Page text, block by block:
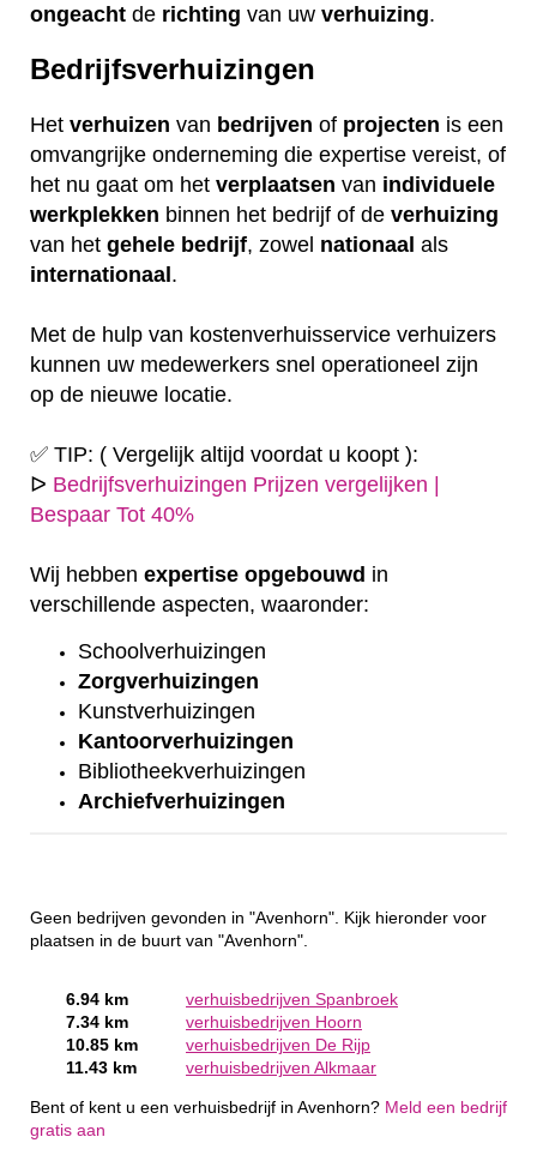
ongeacht de richting van uw verhuizing.
Bedrijfsverhuizingen
Het verhuizen van bedrijven of projecten is een
omvangrijke onderneming die expertise vereist, of
het nu gaat om het verplaatsen van individuele
werkplekken binnen het bedrijf of de verhuizing
van het gehele bedrijf, zowel nationaal als
internationaal .
Met de hulp van kostenverhuisservice verhuizers
kunnen uw medewerkers snel operationeel zijn
op de nieuwe locatie.
✅ TIP: ( Vergelijk altijd voordat u koopt ):
ᐅ Bedrijfsverhuizingen Prijzen vergelijken |
Bespaar Tot 40%
Wij hebben expertise opgebouwd in
verschillende aspecten, waaronder:
Schoolverhuizingen
Zorgverhuizingen
Kunstverhuizingen
Kantoorverhuizingen
Bibliotheekverhuizingen
Archiefverhuizingen
Geen bedrijven gevonden in "Avenhorn". Kijk hieronder voor
plaatsen in de buurt van "Avenhorn".
6.94 km
verhuisbedrijven Spanbroek
7.34 km
verhuisbedrijven Hoorn
10.85 km
verhuisbedrijven De Rijp
11.43 km
verhuisbedrijven Alkmaar
Bent of kent u een verhuisbedrijf in Avenhorn? Meld een bedrijf
gratis aan